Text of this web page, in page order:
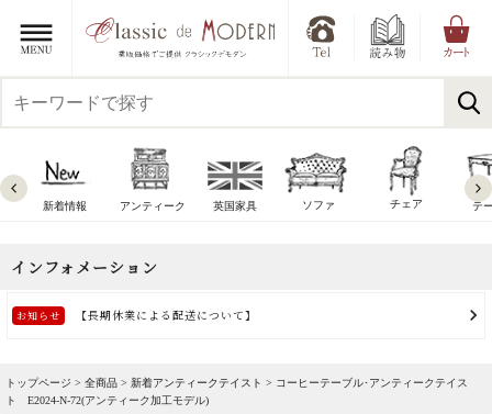
新着情報 アンティーク 英国家具 ソファ チェア テ
トップページ > 全商品 > 新着アンティークテイスト > コーヒーテーブル･アンティークテイス
ト E2024-N-72(アンティーク加工モデル)